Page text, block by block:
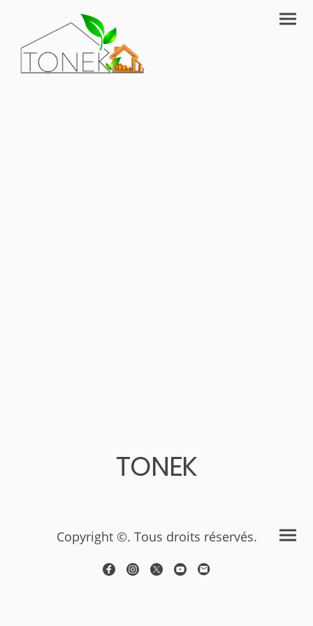
TONEK
Copyright ©. Tous droits réservés.